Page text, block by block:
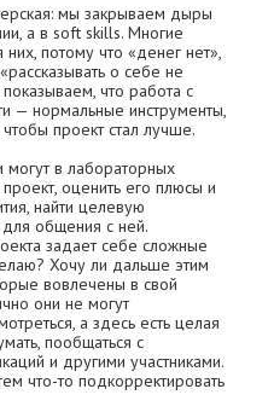
мы закрываем дыры
а в soft skills. Многие
потому что «денег нет»,
о себе не
что работа с
— нормальные инструменты,
проект стал лучше.
могут в лабораторных
оценить его плюсы и
найти целевую
общения с ней.
задает себе сложные
Хочу ли дальше этим
вовлечены в свой
они не могут
а здесь есть целая
пообщаться с
и другими участниками.
что-то подкорректировать